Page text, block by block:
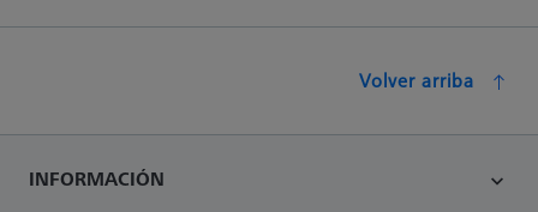
Volver arriba
INFORMACIÓN